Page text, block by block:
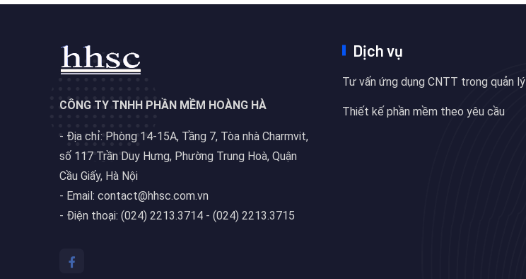
CÔNG TY TNHH PHẦN MỀM HOÀNG HÀ
- Địa chỉ: Phòng 14-15A, Tầng 7, Tòa nhà Charmvit,
số 117 Trần Duy Hưng, Phường Trung Hoà, Quận
Cầu Giấy, Hà Nội
- Email: contact@hhsc.com.vn
- Điện thoại: (024) 2213.3714 - (024) 2213.3715
Dịch vụ
Tư vấn ứng dụng CNTT trong quản lý
Thiết kế phần mềm theo yêu cầu